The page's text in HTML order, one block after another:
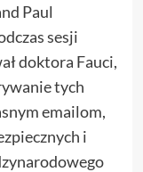
Paul
sesji
doktora Fauci,
tych
emailom,
i